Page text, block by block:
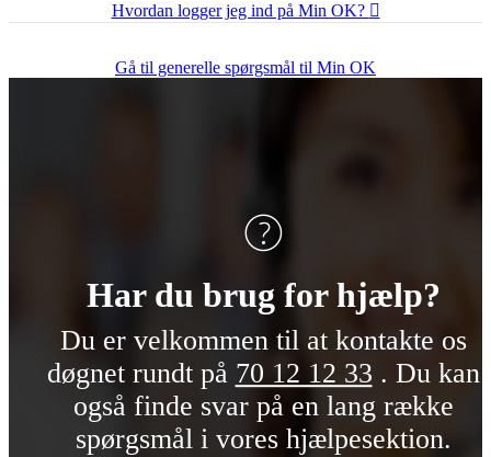
Hvordan logger jeg ind på Min OK?
Gå til generelle spørgsmål til Min OK
Har du brug for hjælp?
Du er velkommen til at kontakte os
døgnet rundt på 70 12 12 33 . Du kan
også finde svar på en lang række
spørgsmål i vores hjælpesektion.